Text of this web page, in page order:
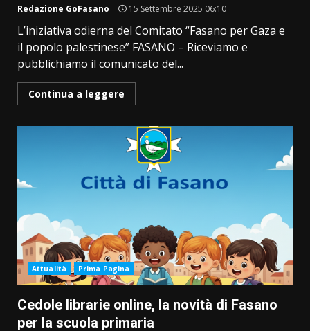
Redazione GoFasano 15 Settembre 2025 06:10
L’iniziativa odierna del Comitato “Fasano per Gaza e
il popolo palestinese” FASANO – Riceviamo e
pubblichiamo il comunicato del...
Continua a leggere
Attualità Prima Pagina
Cedole librarie online, la novità di Fasano
per la scuola primaria